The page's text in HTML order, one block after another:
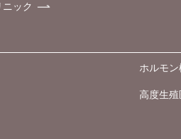
ック
ホルモン
高度生殖